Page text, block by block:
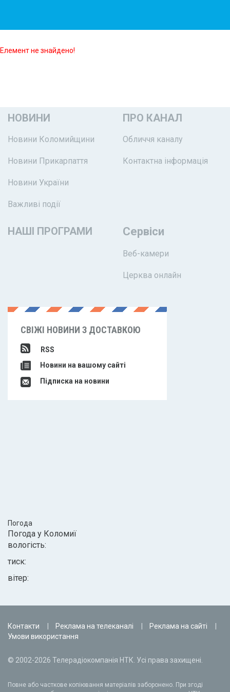
Елемент не знайдено!
НОВИНИ
Новини Коломийщини
Новини Прикарпаття
Новини України
Важливі події
ПРО КАНАЛ
Обличчя каналу
Контактна інформація
НАШІ ПРОГРАМИ Сервіси
Веб-камери
Церква онлайн
СВІЖІ НОВИНИ З ДОСТАВКОЮ
RSS
Новини на вашому сайті
Підписка на новини
Погода
Погода у Коломиї
вологість:
тиск:
вітер:
Контакти Реклама на телеканалі
Реклама на сайті
Умови використання
© 2002-2026 Телерадіокомпанія НТК. Усі права захищені.
Повне або часткове копіювання матеріалів заборонено. При згоді